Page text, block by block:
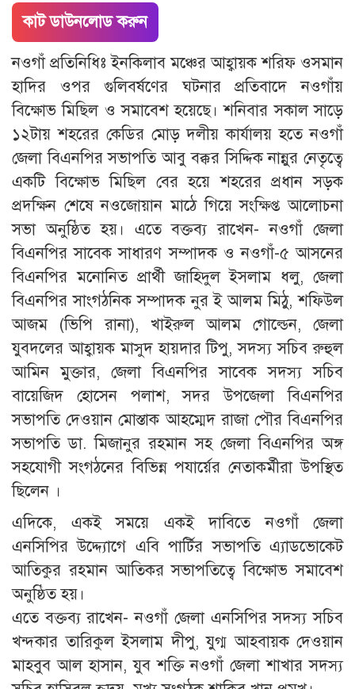
কাট ডাউনলোড করুন
নওগাঁ প্রতিনিধিঃ ইনকিলাব মঞ্চের আহ্বায়ক শরিফ ওসমান
হাদির ওপর গুলিবর্ষণের ঘটনার প্রতিবাদে নওগাঁয়
বিক্ষোভ মিছিল ও সমাবেশ হয়েছে। শনিবার সকাল সাড়ে
১২টায় শহরের কেডির মোড় দলীয় কার্যালয় হতে নওগাঁ
জেলা বিএনপির সভাপতি আবু বক্কর সিদ্দিক নান্নুর নেতৃত্বে
একটি বিক্ষোভ মিছিল বের হয়ে শহরের প্রধান সড়ক
প্রদক্ষিন শেষে নওজোয়ান মাঠে গিয়ে সংক্ষিপ্ত আলোচনা
সভা অনুষ্ঠিত হয়। এতে বক্তব্য রাখেন- নওগাঁ জেলা
বিএনপির সাবেক সাধারণ সম্পাদক ও নওগাঁ-৫ আসনের
বিএনপির মনোনিত প্রার্থী জাহিদুল ইসলাম ধলু, জেলা
বিএনপির সাংগঠনিক সম্পাদক নুর ই আলম মিঠু, শফিউল
আজম (ভিপি রানা), খাইরুল আলম গোল্ডেন, জেলা
যুবদলের আহ্বায়ক মাসুদ হায়দার টিপু, সদস্য সচিব রুহুল
আমিন মুক্তার, জেলা বিএনপির সাবেক সদস্য সচিব
বায়েজিদ হোসেন পলাশ, সদর উপজেলা বিএনপির
সভাপতি দেওয়ান মোস্তাক আহম্মেদ রাজা পৌর বিএনপির
সভাপতি ডা. মিজানুর রহমান সহ জেলা বিএনপির অঙ্গ
সহযোগী সংগঠনের বিভিন্ন পযার্য়ের নেতাকর্মীরা উপস্থিত
ছিলেন ।
এদিকে, একই সময়ে একই দাবিতে নওগাঁ জেলা
এনসিপির উদ্দ্যোগে এবি পার্টির সভাপতি এ্যাডভোকেট
আতিকুর রহমান আতিকর সভাপতিত্বে বিক্ষোভ সমাবেশ
অনুষ্ঠিত হয়।
এতে বক্তব্য রাখেন- নওগাঁ জেলা এনসিপির সদস্য সচিব
খন্দকার তারিকুল ইসলাম দীপু, যুগ্ম আহবায়ক দেওয়ান
মাহবুব আল হাসান, যুব শক্তি নওগাঁ জেলা শাখার সদস্য